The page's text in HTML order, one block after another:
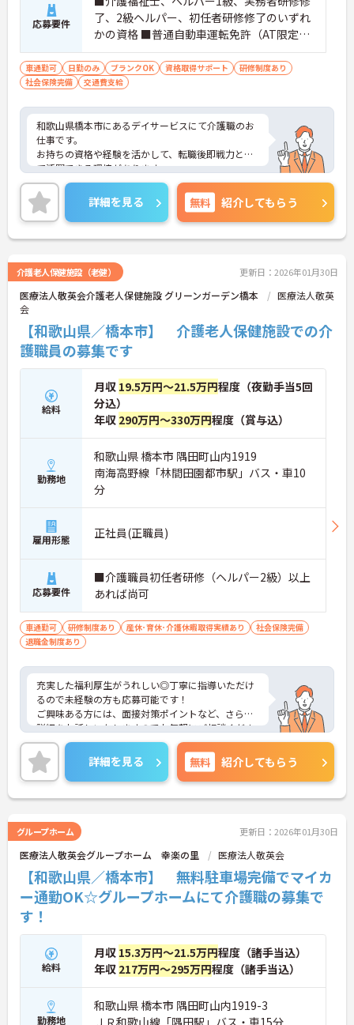
応募要件
了、2級ヘルパー、初任者研修修了のいずれ
かの資格 ■普通自動車運転免許（AT限定
可） ■ブランクのある方ＯＫ
車通勤可 日勤のみ ブランクOK 資格取得サポート
研修制度あり
社会保険完備
交通費支給
和歌山県橋本市にあるデイサービスにて介護職のお
仕事です。
お持ちの資格や経験を活かして、転職後即戦力とし
て活躍できる環境があります。
ご興味ある方には、面接対策ポイントなど、さらに
詳細をお話しいたしますのでお気軽にご相談くださ
い。
詳細を見る 無料 紹介してもらう
介護老人保健施設（老健） 更新日：2026年01月30日
医療法人敬英会介護老人保健施設 グリーンガーデン橋本
医療法人敬英
会
【和歌山県／橋本市】 介護老人保健施設での介
護職員の募集です
給料
月収 19.5万円～21.5万円程度（夜勤手当5回
分込）
年収 290万円～330万円程度（賞与込）
勤務地
和歌山県 橋本市 隅田町山内1919
南海高野線「林間田園都市駅」バス・車10
分
雇用形態 正社員(正職員)
応募要件
■介護職員初任者研修（ヘルパー2級）以上
あれば尚可
車通勤可 研修制度あり 産休･育休･介護休暇取得実績あり
社会保険完備
退職金制度あり
充実した福利厚生がうれしい◎丁寧に指導いただけ
るので未経験の方も応募可能です！
ご興味ある方には、面接対策ポイントなど、さらに
詳細をお話しいたしますのでお気軽にご相談くださ
い！
詳細を見る 無料 紹介してもらう
グループホーム 更新日：2026年01月30日
医療法人敬英会グループホーム 幸楽の里 医療法人敬英会
【和歌山県／橋本市】 無料駐車場完備でマイカ
ー通勤OK☆グループホームにて介護職の募集で
す！
給料
月収 15.3万円～21.5万円程度（諸手当込）
年収 217万円～295万円程度（諸手当込）
勤務地
和歌山県 橋本市 隅田町山内1919-3